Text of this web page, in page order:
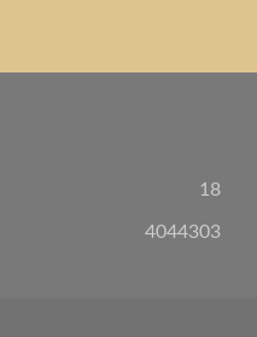
18
4044303